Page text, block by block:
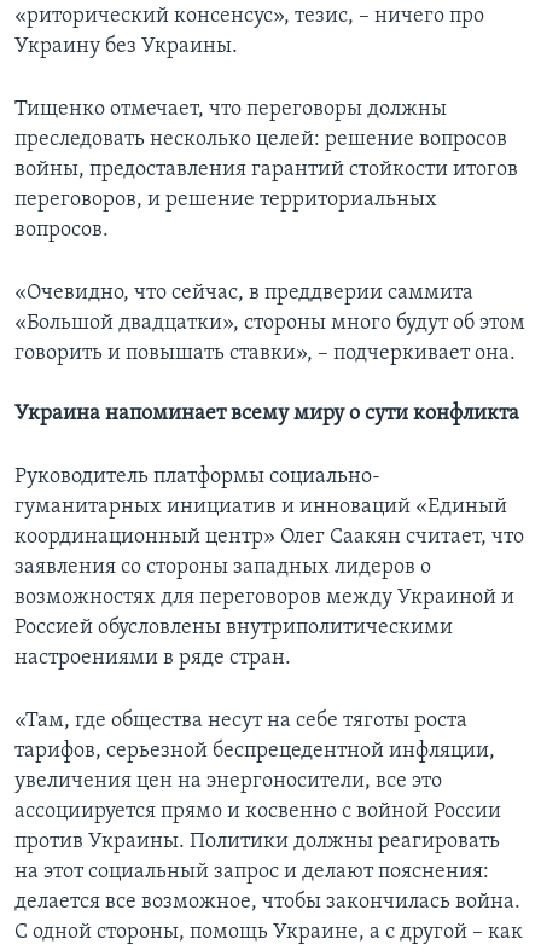
«риторический консенсус», тезис, – ничего про
Украину без Украины.
Тищенко отмечает, что переговоры должны
преследовать несколько целей: решение вопросов
войны, предоставления гарантий стойкости итогов
переговоров, и решение территориальных
вопросов.
«Очевидно, что сейчас, в преддверии саммита
«Большой двадцатки», стороны много будут об этом
говорить и повышать ставки», – подчеркивает она.
Украина напоминает всему миру о сути конфликта
Руководитель платформы социально-
гуманитарных инициатив и инноваций «Единый
координационный центр» Олег Саакян считает, что
заявления со стороны западных лидеров о
возможностях для переговоров между Украиной и
Россией обусловлены внутриполитическими
настроениями в ряде стран.
«Там, где общества несут на себе тяготы роста
тарифов, серьезной беспрецедентной инфляции,
увеличения цен на энергоносители, все это
ассоциируется прямо и косвенно с войной России
против Украины. Политики должны реагировать
на этот социальный запрос и делают пояснения:
делается все возможное, чтобы закончилась война.
С одной стороны, помощь Украине, а с другой – как